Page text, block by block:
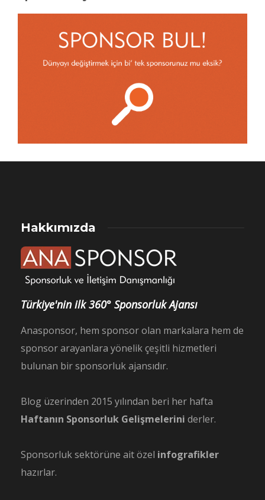
Hakkımızda
Türkiye'nin ilk 360° Sponsorluk Ajansı
Anasponsor, hem sponsor olan markalara hem de
sponsor arayanlara yönelik çeşitli hizmetleri
bulunan bir sponsorluk ajansıdır.
Blog üzerinden 2015 yılından beri her hafta
Haftanın Sponsorluk Gelişmelerini derler.
Sponsorluk sektörüne ait özel infografikler
hazırlar.